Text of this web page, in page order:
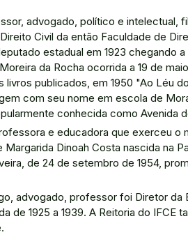
advogado, político e intelectual,
Civil da então Faculdade de
estadual em 1923
da Rocha ocorrida a 19 de
publicados, em 1950 "Ao Léu
com seu nome em escola de
conhecida como Avenida
e educadora que exerceu o
Dinoah Costa nascida na
de 24 de setembro de 1954,
advogado, professor foi Diretor
de 1925 a 1939. A Reitoria do